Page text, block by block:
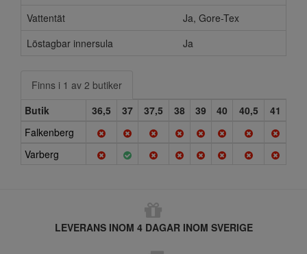
Vattentät
Ja, Gore-Tex
Löstagbar innersula
Ja
Finns i 1 av 2 butiker
Butik
36,5 37 37,5 38 39 40 40,5
41
Falkenberg
Varberg
LEVERANS INOM 4 DAGAR INOM SVERIGE